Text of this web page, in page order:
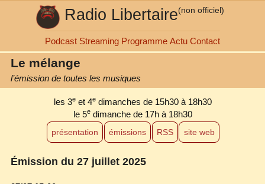
Radio Libertaire(non officiel)
Podcast Streaming Programme Actu Contact
Le mélange
l’émission de toutes les musiques
les 3eet 4edimanches de 15h30 à 18h30
le 5edimanche de 17h à 18h30
présentation émissions RSS site web
Émission du 27 juillet 2025